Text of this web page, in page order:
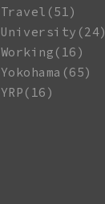
Travel(51)
University(24)
Working(16)
Yokohama(65)
YRP(16)